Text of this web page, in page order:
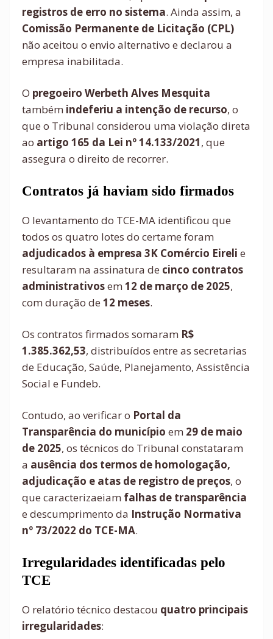
registros de erro no sistema. Ainda assim, a
Comissão Permanente de Licitação (CPL)
não aceitou o envio alternativo e declarou a
empresa inabilitada.
O pregoeiro Werbeth Alves Mesquita
também indeferiu a intenção de recurso, o
que o Tribunal considerou uma violação direta
ao artigo 165 da Lei nº 14.133/2021, que
assegura o direito de recorrer.
Contratos já haviam sido firmados
O levantamento do TCE-MA identificou que
todos os quatro lotes do certame foram
adjudicados à empresa 3K Comércio Eireli e
resultaram na assinatura de cinco contratos
administrativosem 12 de março de 2025,
com duração de 12 meses.
Os contratos firmados somaram R$
1.385.362,53, distribuídos entre as secretarias
de Educação, Saúde, Planejamento, Assistência
Social e Fundeb.
Contudo, ao verificar o Portal da
Transparência do município em 29 de maio
de 2025, os técnicos do Tribunal constataram
a ausência dos termos de homologação,
adjudicação e atas de registro de preços, o
que caracterizaeiam falhas de transparência
e descumprimento da Instrução Normativa
nº 73/2022 do TCE-MA.
Irregularidades identificadas pelo
TCE
O relatório técnico destacou quatro principais
irregularidades: